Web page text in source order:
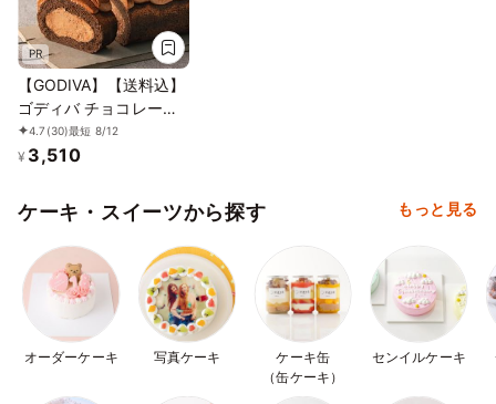
PR
【GODIVA】【送料込】
ゴディバ チョコレート
ロールケーキ お中元
2026
4.7 (30)最短 8/12
¥ 3,510
ケーキ・スイーツから探す もっと見る
オーダーケーキ 写真ケーキ
ケーキ缶
（缶ケーキ）
センイルケーキ